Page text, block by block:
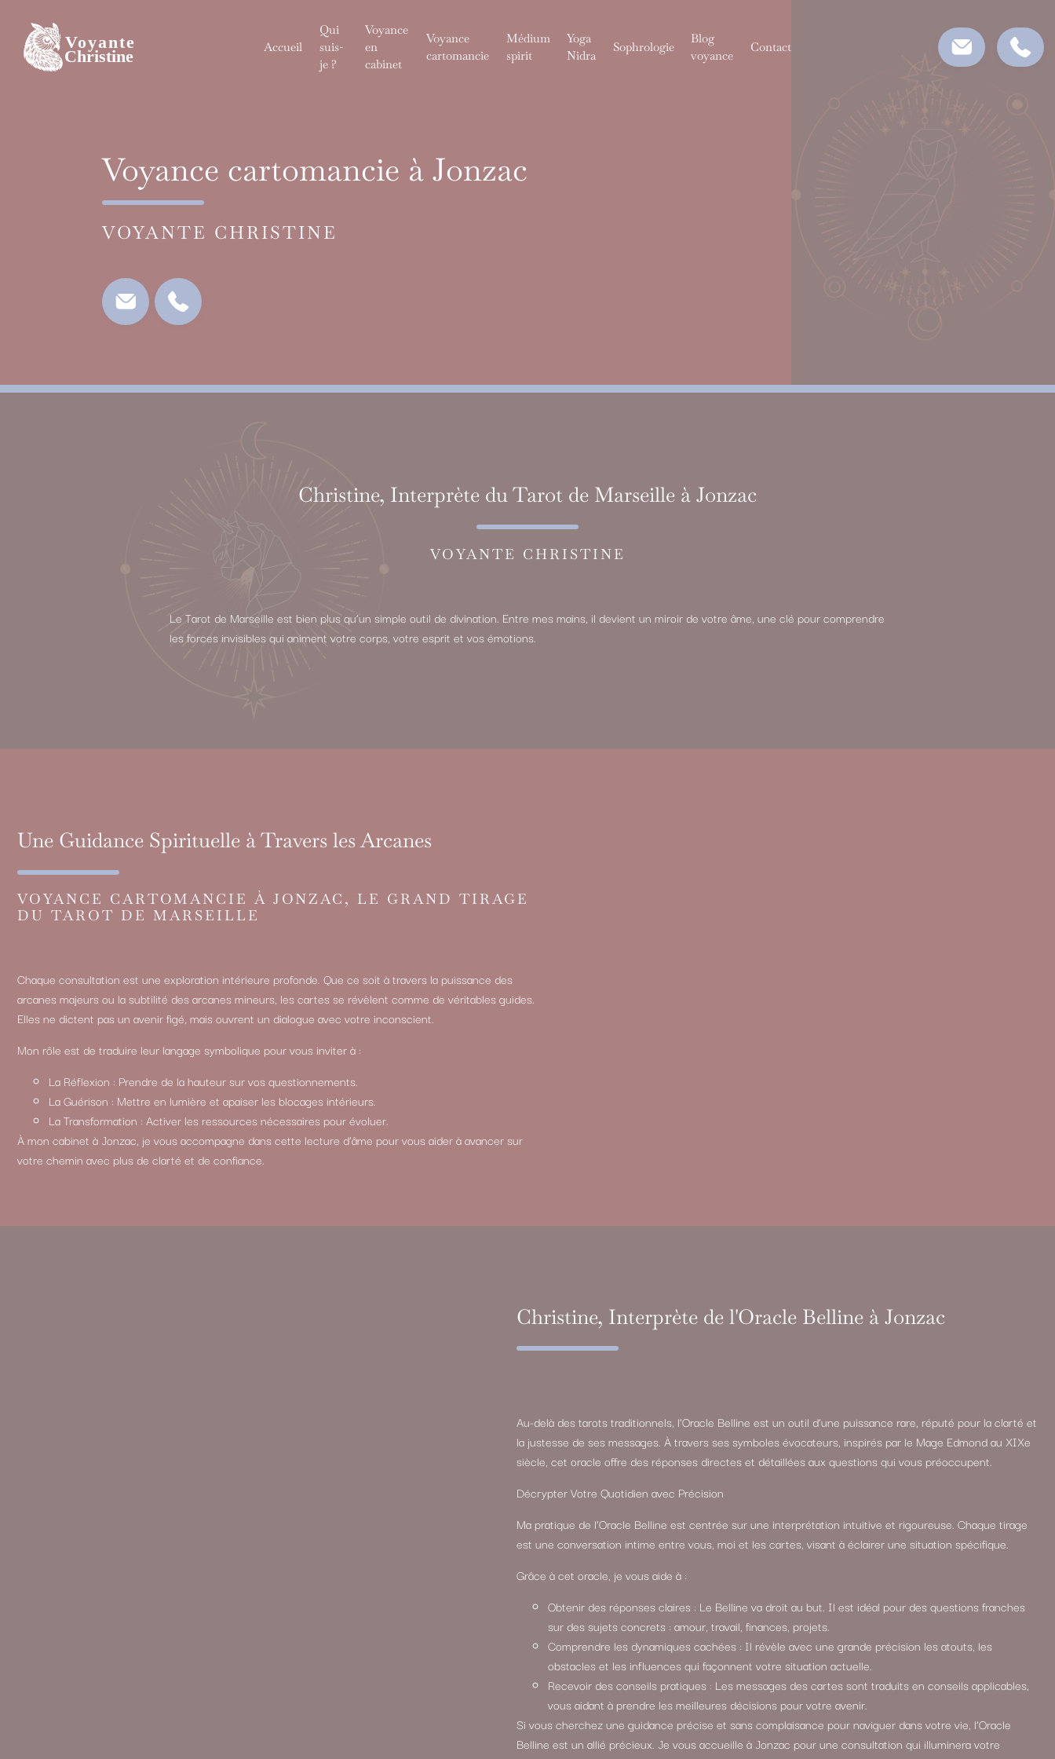
content
Accueil
Qui
suis-
je ?
Voyance
en
cabinet
Voyance
cartomancie
Médium
spirit
Yoga
Nidra
Sophrologie
Blog
voyance
Contact
Voyance cartomancie à Jonzac
VOYANTE CHRISTINE
Christine, Interprète du Tarot de Marseille à Jonzac
VOYANTE CHRISTINE
Le Tarot de Marseille est bien plus qu’un simple outil de divination. Entre mes mains, il devient un miroir de votre âme, une clé pour comprendre
les forces invisibles qui animent votre corps, votre esprit et vos émotions.
Une Guidance Spirituelle à Travers les Arcanes
VOYANCE CARTOMANCIE À JONZAC, LE GRAND TIRAGE
DU TAROT DE MARSEILLE
Chaque consultation est une exploration intérieure profonde. Que ce soit à travers la puissance des
arcanes majeurs ou la subtilité des arcanes mineurs, les cartes se révèlent comme de véritables guides.
Elles ne dictent pas un avenir figé, mais ouvrent un dialogue avec votre inconscient.
Mon rôle est de traduire leur langage symbolique pour vous inviter à :
La Réflexion : Prendre de la hauteur sur vos questionnements.
La Guérison : Mettre en lumière et apaiser les blocages intérieurs.
La Transformation : Activer les ressources nécessaires pour évoluer.
À mon cabinet à Jonzac, je vous accompagne dans cette lecture d’âme pour vous aider à avancer sur
votre chemin avec plus de clarté et de confiance.
Christine, Interprète de l'Oracle Belline à Jonzac
Au-delà des tarots traditionnels, l’Oracle Belline est un outil d’une puissance rare, réputé pour la clarté et
la justesse de ses messages. À travers ses symboles évocateurs, inspirés par le Mage Edmond au XIXe
siècle, cet oracle offre des réponses directes et détaillées aux questions qui vous préoccupent.
Décrypter Votre Quotidien avec Précision
Ma pratique de l’Oracle Belline est centrée sur une interprétation intuitive et rigoureuse. Chaque tirage
est une conversation intime entre vous, moi et les cartes, visant à éclairer une situation spécifique.
Grâce à cet oracle, je vous aide à :
Obtenir des réponses claires : Le Belline va droit au but. Il est idéal pour des questions franches
sur des sujets concrets : amour, travail, finances, projets.
Comprendre les dynamiques cachées : Il révèle avec une grande précision les atouts, les
obstacles et les influences qui façonnent votre situation actuelle.
Recevoir des conseils pratiques : Les messages des cartes sont traduits en conseils applicables,
vous aidant à prendre les meilleures décisions pour votre avenir.
Si vous cherchez une guidance précise et sans complaisance pour naviguer dans votre vie, l’Oracle
Belline est un allié précieux. Je vous accueille à Jonzac pour une consultation qui illuminera votre